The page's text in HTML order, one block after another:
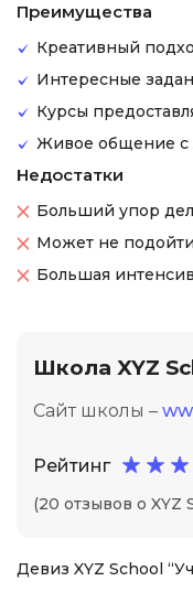
Преимущества
Креативный
Интересные
Курсы
Живое общение с
Недостатки
Больший упор
Может не
Большая
Школа XYZ
Сайт школы –
Рейтинг
(20 отзывов о XYZ
Девиз XYZ School